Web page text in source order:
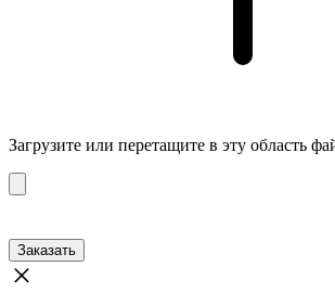
Загрузите или перетащите в эту область
Заказать